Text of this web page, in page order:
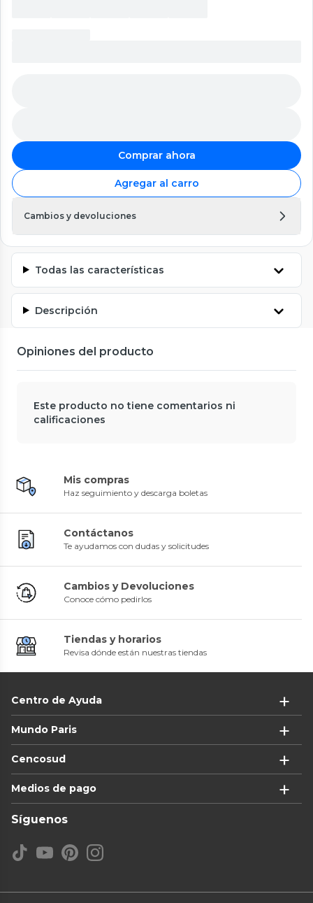
Comprar ahora
Agregar al carro
Cambios y devoluciones
Todas las características
Descripción
Opiniones del producto
Este producto no tiene comentarios ni
calificaciones
Mis compras
Haz seguimiento y descarga boletas
Contáctanos
Te ayudamos con dudas y solicitudes
Cambios y Devoluciones
Conoce cómo pedirlos
Tiendas y horarios
Revisa dónde están nuestras tiendas
Centro de Ayuda
Mundo Paris
Cencosud
Medios de pago
Síguenos